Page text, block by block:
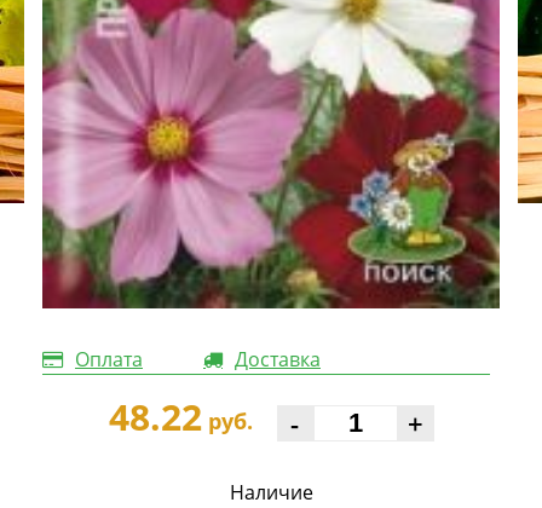
Оплата Доставка
48.22руб. - +
Наличие